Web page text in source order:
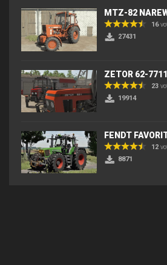
MTZ-82
16
27431
ZETOR 62-7711
23
19914
FENDT
12
8871